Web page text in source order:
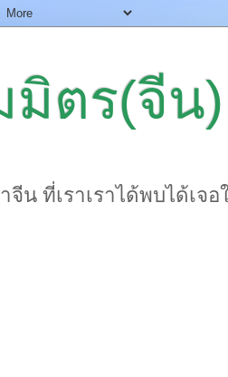
มิตร(จีน)
จีน ที่เราเราได้พบได้เจ